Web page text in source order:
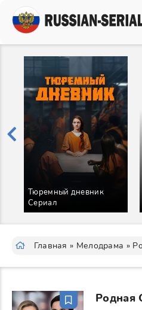
Тюремный дневник
Сериал
Главная » Мелодрама »
Родная